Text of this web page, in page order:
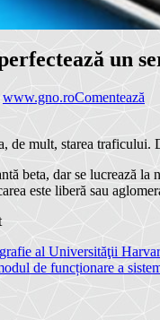
un
www.gno.roComentează
de mult, starea traficului.
beta, dar se lucrează
este liberă sau
al Universităţii
de funcționare a